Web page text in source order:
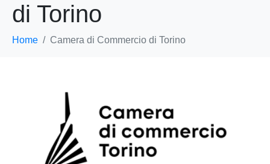
di Torino
Home Camera di Commercio di Torino